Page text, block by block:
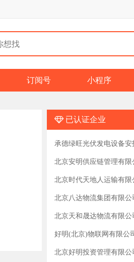
订阅号 小程序
已认证企业
承德绿旺光伏发电设备安
北京安明供应链管理有限
北京时代天地人运输有限
北京八达物流集团有限公
北京天和晟达物流有限公
好明(北京)物联网有限公
北京好明投资管理有限公